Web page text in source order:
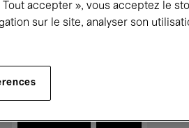
Tout accepter », vous acceptez le
sur le site, analyser son